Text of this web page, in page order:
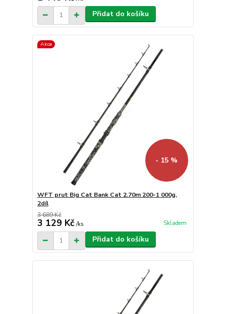
Přidat do košíku
Akce
- 15 %
WFT prut Big Cat Bank Cat 2.70m 200-1 000g,
2díl
3 689 Kč
3 129 Kč /ks Skladem
Přidat do košíku